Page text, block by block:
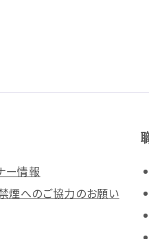
ー情報
煙へのご協力のお願い